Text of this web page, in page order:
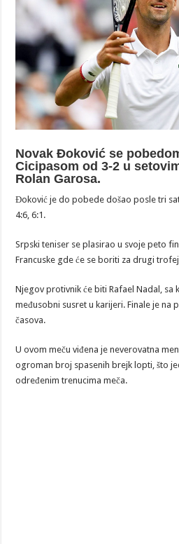
Novak Đoković se
Cicipasom od 3-2 u
Rolan Garosa.
Đoković je do pobede došao posle tri
4:6, 6:1.
Srpski teniser se plasirao u svoje peto
Francuske gde će se boriti za drugi
Njegov protivnik će biti Rafael Nadal, sa
međusobni susret u karijeri. Finale je na
časova.
U ovom meču viđena je neverovatna
ogroman broj spasenih brejk lopti, što
određenim trenucima meča.